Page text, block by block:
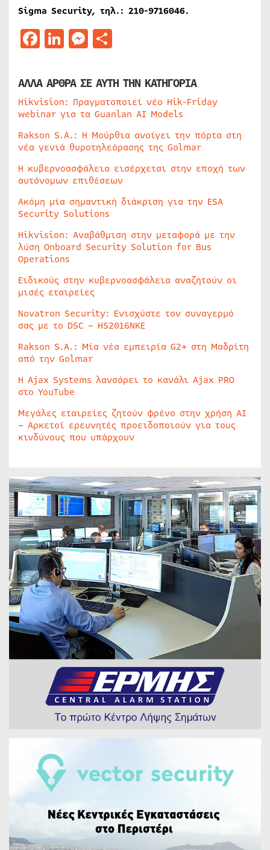
Sigma Security, τηλ.: 210-9716046.
Facebook
LinkedIn
Messenger
ΑΛΛΑ ΑΡΘΡΑ ΣΕ ΑΥΤΗ ΤΗΝ ΚΑΤΗΓΟΡΙΑ
Hikvision: Πραγματοποιεί νέο Hik-Friday
webinar για τα Guanlan AI Models
Rakson S.A.: Η Μούρθια ανοίγει την πόρτα στη
νέα γενιά θυροτηλεόρασης της Golmar
Η κυβερνοασφάλεια εισέρχεται στην εποχή των
αυτόνομων επιθέσεων
Ακόμη μία σημαντική διάκριση για την ESA
Security Solutions
Hikvision: Αναβάθμιση στην μεταφορά με την
λύση Onboard Security Solution for Bus
Operations
Ειδικούς στην κυβερνοασφάλεια αναζητούν οι
μισές εταιρείες
Novatron Security: Ενισχύστε τον συναγερμό
σας με το DSC – HS2016NKE
Rakson S.A.: Μία νέα εμπειρία G2+ στη Μαδρίτη
από την Golmar
Η Ajax Systems λανσάρει το κανάλι Ajax PRO
στο YouTube
Μεγάλες εταιρείες ζητούν φρένο στην χρήση AI
– Αρκετοί ερευνητές προειδοποιούν για τους
κινδύνους που υπάρχουν